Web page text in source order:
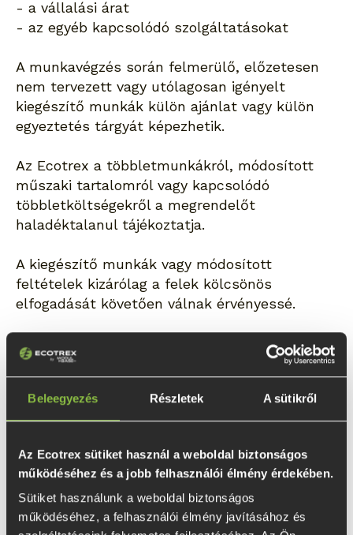
Beleegyezés Részletek A sütikről
Az Ecotrex sütiket használ a weboldal biztonságos
működéséhez és a jobb felhasználói élmény érdekében.
Sütiket használunk a weboldal biztonságos
működéséhez, a felhasználói élmény javításához és
- a vállalási árat
- az egyéb kapcsolódó szolgáltatásokat
A munkavégzés során felmerülő, előzetesen
nem tervezett vagy utólagosan igényelt
kiegészítő munkák külön ajánlat vagy külön
egyeztetés tárgyát képezhetik.
Az Ecotrex a többletmunkákról, módosított
műszaki tartalomról vagy kapcsolódó
többletköltségekről a megrendelőt
haladéktalanul tájékoztatja.
A kiegészítő munkák vagy módosított
feltételek kizárólag a felek kölcsönös
elfogadását követően válnak érvényessé.
Minőség, jótállás és reklamációkezelés
Az Ecotrex törekszik arra, hogy a webshopban
forgalmazott termékek, valamint a telepítési
vonatkozó műszaki, minőségi és szakmai
követelményeknek.
Az Ecotrex a munkavégzés során megfelelő
minőségű alapanyagokat, szerkezeti elemeket